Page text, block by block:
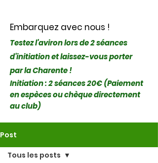
Embarquez avec nous !
Testez l'aviron lors de 2 séances
d'initiation et laissez-vous porter
par la Charente !
Initiation : 2 séances 20€ (Paiement
en espèces ou chèque directement
au club)
Post
Tous les posts